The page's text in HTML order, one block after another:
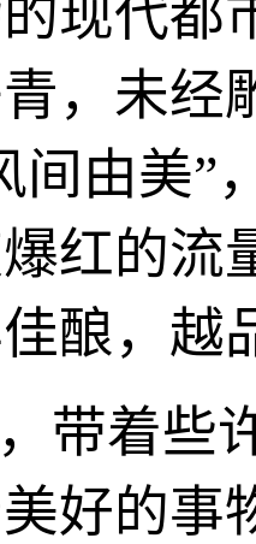
现代都
，未经
间由美”
红的流
酿，越
带着些
好的事